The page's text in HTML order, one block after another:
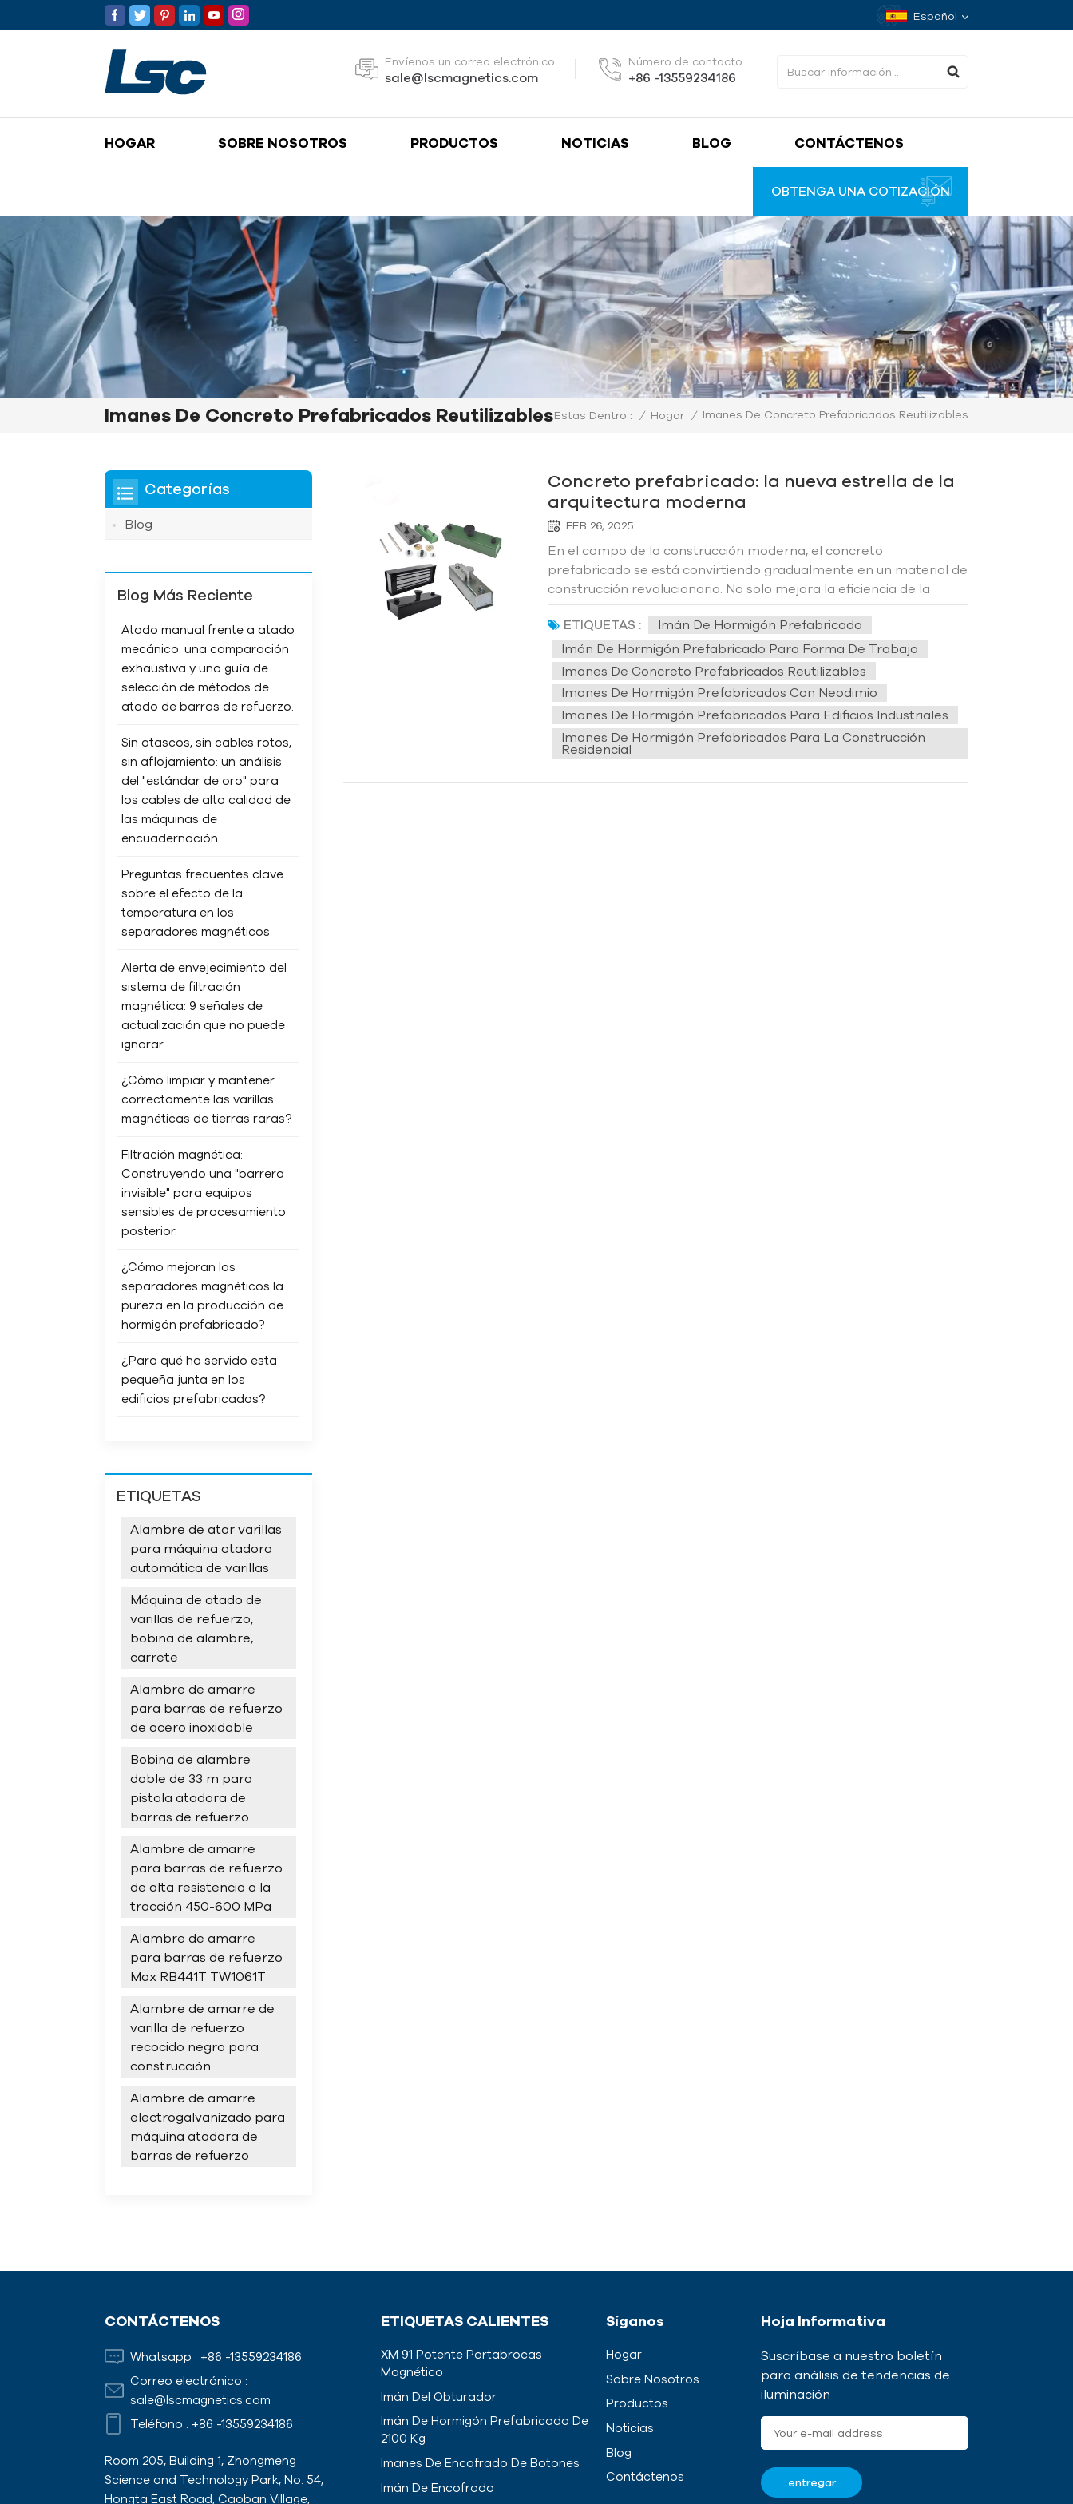
Español
Envíenos un correo electrónico
sale@lscmagnetics.com
Número de contacto
+86 -13559234186
HOGAR SOBRE NOSOTROS PRODUCTOS NOTICIAS BLOG CONTÁCTENOS
OBTENGA UNA COTIZACIÓN
Imanes De Concreto Prefabricados ReutilizablesEstas Dentro : / Hogar / Imanes De Concreto Prefabricados Reutilizables
Concreto prefabricado: la nueva estrella de la
arquitectura moderna
FEB 26, 2025
En el campo de la construcción moderna, el concreto
prefabricado se está convirtiendo gradualmente en un material de
construcción revolucionario. No solo mejora la eficiencia de la
construcción, sino que también mejora significativamente la
calidad del edificio. Con el avance continuo de la tecnolog...
ETIQUETAS :
Imán De Hormigón Prefabricado
Imán De Hormigón Prefabricado Para Forma De Trabajo
Imanes De Concreto Prefabricados Reutilizables
Imanes De Hormigón Prefabricados Con Neodimio
Imanes De Hormigón Prefabricados Para Edificios Industriales
Imanes De Hormigón Prefabricados Para La Construcción
Residencial
Categorías
Blog
Blog Más Reciente
Atado manual frente a atado
mecánico: una comparación
exhaustiva y una guía de
selección de métodos de
atado de barras de refuerzo.
Sin atascos, sin cables rotos,
sin aflojamiento: un análisis
del "estándar de oro" para
los cables de alta calidad de
las máquinas de
encuadernación.
Preguntas frecuentes clave
sobre el efecto de la
temperatura en los
separadores magnéticos.
Alerta de envejecimiento del
sistema de filtración
magnética: 9 señales de
actualización que no puede
ignorar
¿Cómo limpiar y mantener
correctamente las varillas
magnéticas de tierras raras?
Filtración magnética:
Construyendo una "barrera
invisible" para equipos
sensibles de procesamiento
posterior.
¿Cómo mejoran los
separadores magnéticos la
pureza en la producción de
hormigón prefabricado?
¿Para qué ha servido esta
pequeña junta en los
edificios prefabricados?
ETIQUETAS
Alambre de atar varillas
para máquina atadora
automática de varillas
Máquina de atado de
varillas de refuerzo,
bobina de alambre,
carrete
Alambre de amarre
para barras de refuerzo
de acero inoxidable
Bobina de alambre
doble de 33 m para
pistola atadora de
barras de refuerzo
Alambre de amarre
para barras de refuerzo
de alta resistencia a la
tracción 450-600 MPa
Alambre de amarre
para barras de refuerzo
Max RB441T TW1061T
Alambre de amarre de
varilla de refuerzo
recocido negro para
construcción
Alambre de amarre
electrogalvanizado para
máquina atadora de
barras de refuerzo
CONTÁCTENOS
Whatsapp : +86 -13559234186
Correo electrónico :
sale@lscmagnetics.com
Teléfono : +86 -13559234186
Room 205, Building 1, Zhongmeng
Science and Technology Park, No. 54,
Hongta East Road, Caoban Village,
ETIQUETAS CALIENTES
XM 91 Potente Portabrocas
Magnético
Imán Del Obturador
Imán De Hormigón Prefabricado De
2100 Kg
Imanes De Encofrado De Botones
Imán De Encofrado
Síganos
Hogar
Sobre Nosotros
Productos
Noticias
Blog
Contáctenos
Hoja Informativa
Suscríbase a nuestro boletín
para análisis de tendencias de
iluminación